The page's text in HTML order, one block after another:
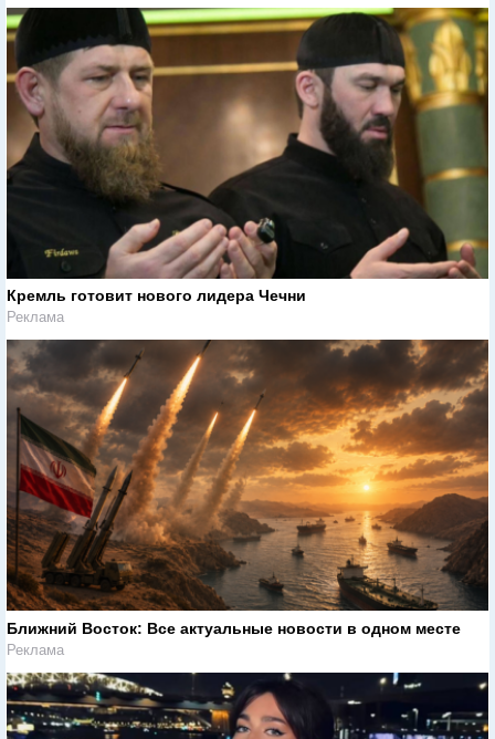
Кремль готовит нового лидера Чечни
Реклама
Ближний Восток: Все актуальные новости в одном месте
Реклама